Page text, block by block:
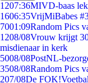
1207:36MIVD-baas
1606:35VrijMiBabes
7001:09Random Pics
1208/08Vrouw krijgt
misdienaar in kerk
5008/08PostNL-
3508/08Random Pics
207/08De